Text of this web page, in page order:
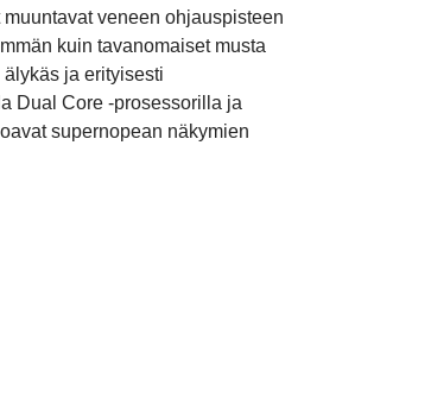
veneen ohjauspisteen
kuin tavanomaiset musta
ja erityisesti
Dual Core -prosessorilla ja
supernopean näkymien